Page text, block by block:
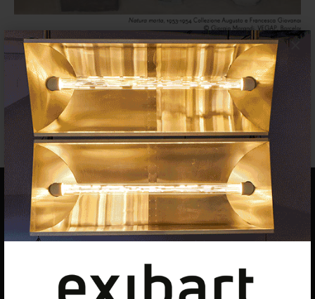
×
La Pedrera (Barcelona) acoge una
exposición dedicada a Giorgio
Morandi
EXPOSICIONES 22 MARZO 2022
EQUIPO
Uros Gorgone
Federico Pazzagli